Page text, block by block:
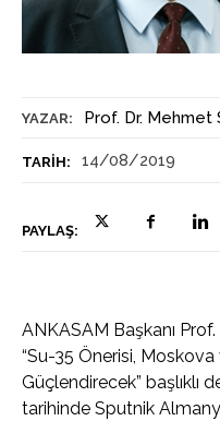
YAZAR: Prof. Dr.
TARIH: 14/08/2019
PAYLAŞ:
ANKASAM Başkanı
“Su-35 Önerisi, Moskova
Güçlendirecek” başlıklı
tarihinde Sputnik